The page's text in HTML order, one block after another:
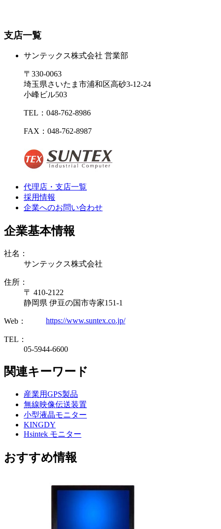
支店一覧
サンテックス株式会社 営業部
〒330-0063
埼玉県さいたま市浦和区高砂3-12-24
小峰ビル503
TEL：048-762-8986
FAX：048-762-8987
代理店・支店一覧
採用情報
企業へのお問い合わせ
企業基本情報
社名：
サンテックス株式会社
住所：
〒 410-2122
静岡県 伊豆の国市寺家151-1
Web： https://www.suntex.co.jp/
TEL：
05-5944-6600
関連キーワード
産業用GPS製品
無線映像伝送装置
小型液晶モニター
KINGDY
Hsintek モニター
おすすめ情報